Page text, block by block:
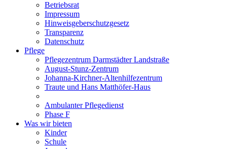
Betriebsrat
Impressum
Hinweisgeberschutzgesetz
Transparenz
Datenschutz
Pflege
Pflegezentrum Darmstädter Landstraße
August-Stunz-Zentrum
Johanna-Kirchner-Altenhilfezentrum
Traute und Hans Matthöfer-Haus
Ambulanter Pflegedienst
Phase F
Was wir bieten
Kinder
Schule